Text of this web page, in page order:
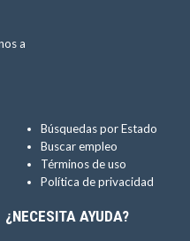
a
Búsquedas por Estado
Buscar empleo
Términos de uso
Política de privacidad
¿NECESITA AYUDA?